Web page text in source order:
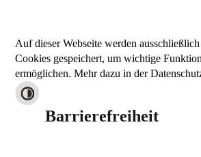
nach oben
drucken
Kontakt
Markt Thalmässing
Auf dieser Webseite werden
Cookies gespeichert, um wichtige
ermöglichen. Mehr dazu in der
Barrierefreiheit